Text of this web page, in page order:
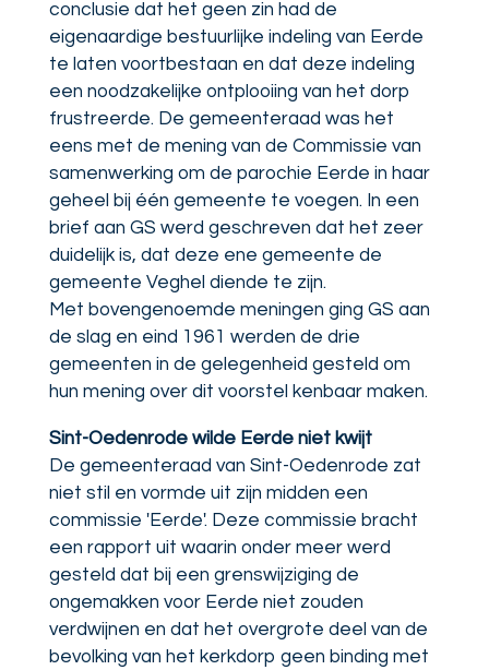
conclusie dat het geen zin had de
eigenaardige bestuurlijke indeling van Eerde
te laten voortbestaan en dat deze indeling
een noodzakelijke ontplooiing van het dorp
frustreerde. De gemeenteraad was het
eens met de mening van de Commissie van
samenwerking om de parochie Eerde in haar
geheel bij één gemeente te voegen. In een
brief aan GS werd geschreven dat het zeer
duidelijk is, dat deze ene gemeente de
gemeente Veghel diende te zijn.
Met bovengenoemde meningen ging GS aan
de slag en eind 1961 werden de drie
gemeenten in de gelegenheid gesteld om
hun mening over dit voorstel kenbaar maken.
Sint-Oedenrode wilde Eerde niet kwijt
De gemeenteraad van Sint-Oedenrode zat
niet stil en vormde uit zijn midden een
commissie 'Eerde'. Deze commissie bracht
een rapport uit waarin onder meer werd
gesteld dat bij een grenswijziging de
ongemakken voor Eerde niet zouden
verdwijnen en dat het overgrote deel van de
bevolking van het kerkdorp geen binding met